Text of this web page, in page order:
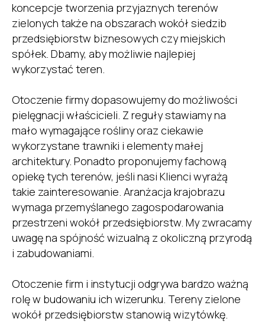
koncepcje tworzenia przyjaznych terenów
zielonych także na obszarach wokół siedzib
przedsiębiorstw biznesowych czy miejskich
spółek. Dbamy, aby możliwie najlepiej
wykorzystać teren.
Otoczenie firmy dopasowujemy do możliwości
pielęgnacji właścicieli. Z reguły stawiamy na
mało wymagające rośliny oraz ciekawie
wykorzystane trawniki i elementy małej
architektury. Ponadto proponujemy fachową
opiekę tych terenów, jeśli nasi Klienci wyrażą
takie zainteresowanie. Aranżacja krajobrazu
wymaga przemyślanego zagospodarowania
przestrzeni wokół przedsiębiorstw. My zwracamy
uwagę na spójność wizualną z okoliczną przyrodą
i zabudowaniami.
Otoczenie firm i instytucji odgrywa bardzo ważną
rolę w budowaniu ich wizerunku. Tereny zielone
wokół przedsiębiorstw stanowią wizytówkę.